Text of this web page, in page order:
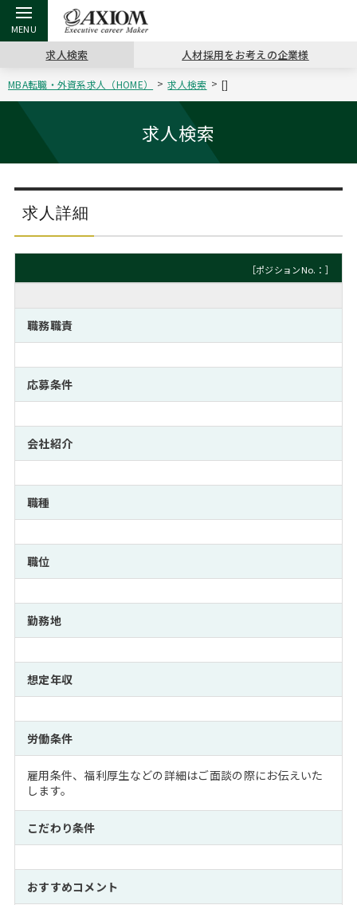
戻る
アクシアムの特長
コンサ
サービス案内 キャリ
コンサルタントの紹介
戻る
キャリア支援 TOP
キャリアデザイン講座
（最新求人市場動向）
MBAの
おわり
ステージ別アドバイス
MBA留学生数の推移
日本か
インターン受入企業一覧
MBAを生かす求人特集
年齢と年収の相関図
戻る
転職ツール TOP
英文レジュメの書き方 パワー
職務経歴書の書き方
よくある面接Q&A集
外資系／面接攻略のコツ
戻る
転職コラム TOP
“展”職相談室
転職市場の明日をよめ
転職成功への4つの鍵
キャリアに効く一冊
注目企業インタビュー
戻る
イベント・セミナー TOP
ジョブフェア
キャリアデザインセミナー
キャリアフォーラム
プロ経営者の特別セミナー
Career Talk Live
MBA NETWORKING
戻る
会社概要 TOP
沿革
主なクライアント
採用情報
パブリシティ
ニュースリリース
求人検索 人材採用をお考えの企業様
MBA転職・外資系求人（HOME） 求人検索 []
求人検索
求人詳細
［ポジションNo.：］
職務職責
応募条件
会社紹介
職種
職位
勤務地
想定年収
労働条件
雇用条件、福利厚生などの詳細はご面談の際にお伝えいた
します。
こだわり条件
おすすめコメント